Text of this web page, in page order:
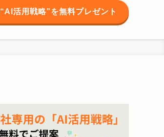
活用戦略”を無料プレゼント